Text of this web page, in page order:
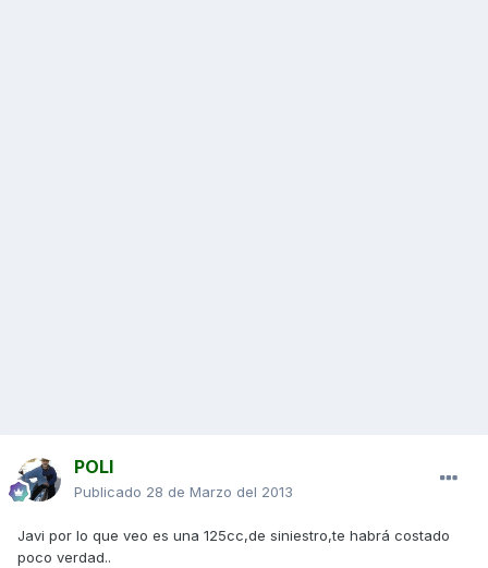
POLI
Publicado 28 de Marzo del 2013
Javi por lo que veo es una 125cc,de siniestro,te habrá costado
poco verdad..